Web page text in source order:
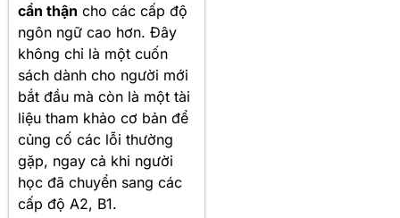
cẩn thận cho các cấp độ
ngôn ngữ cao hơn. Đây
không chỉ là một cuốn
sách dành cho người mới
bắt đầu mà còn là một tài
liệu tham khảo cơ bản để
củng cố các lỗi thường
gặp, ngay cả khi người
học đã chuyển sang các
cấp độ A2, B1.